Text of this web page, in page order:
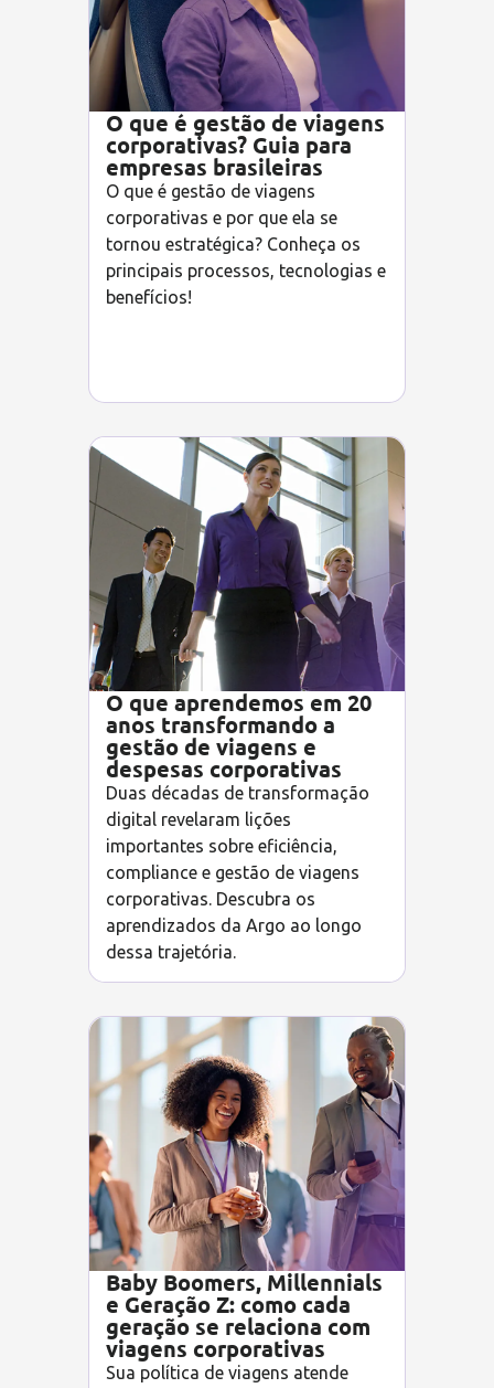
O que é gestão de viagens
corporativas? Guia para
empresas brasileiras
O que é gestão de viagens
corporativas e por que ela se
tornou estratégica? Conheça os
principais processos, tecnologias e
benefícios!
O que aprendemos em 20
anos transformando a
gestão de viagens e
despesas corporativas
Duas décadas de transformação
digital revelaram lições
importantes sobre eficiência,
compliance e gestão de viagens
corporativas. Descubra os
aprendizados da Argo ao longo
dessa trajetória.
Baby Boomers, Millennials
e Geração Z: como cada
geração se relaciona com
viagens corporativas
Sua política de viagens atende